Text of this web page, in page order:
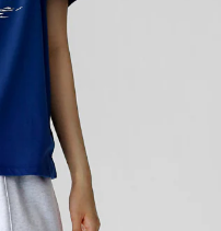
#BEST OF BEST